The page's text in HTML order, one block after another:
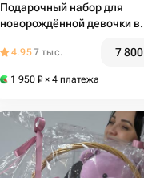
Подарочный набор для
новорождённой девочки в
4.957 тыс. 7 800
1 950 ₽ × 4 платежа